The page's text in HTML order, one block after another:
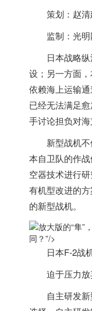
策划：赵清
监制：光
日本战略
设；另一方面
依赖海上运输
已经无法满足
手讨论担负对海
新型战机
本自卫队的作
空器技术进行
有机型改进的
的新型战机。
同？”/>
日本F-2战
迫于压力
自主研发